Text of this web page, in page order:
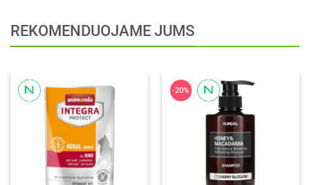
REKOMENDUOJAME JUMS
-20%